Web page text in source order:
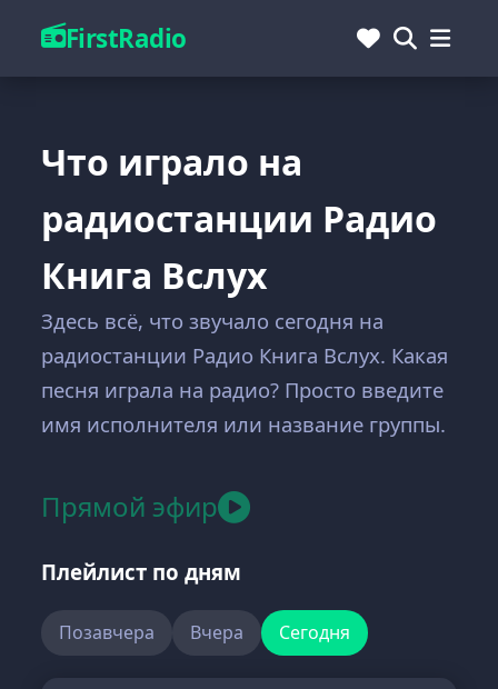
FirstRadio
Что играло на
радиостанции Радио
Книга Вслух
Здесь всё, что звучало сегодня на
радиостанции Радио Книга Вслух. Какая
песня играла на радио? Просто введите
имя исполнителя или название группы.
Прямой эфир
Плейлист по дням
Позавчера Вчера Сегодня